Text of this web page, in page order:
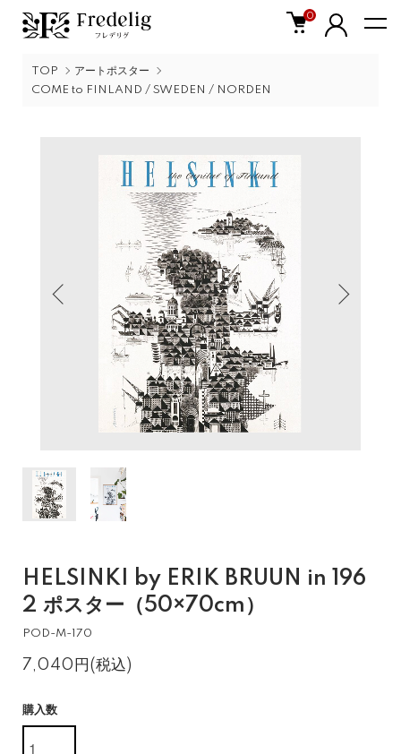
0
TOP
アートポスター
COME to FINLAND / SWEDEN / NORDEN
HELSINKI by ERIK BRUUN in 196
2 ポスター（50×70cm）
POD-M-170
7,040円(税込)
購入数